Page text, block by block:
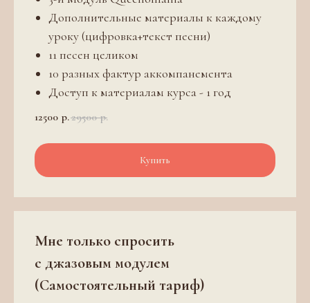
Дополнительные материалы к каждому
уроку (цифровка+текст песни)
11 песен целиком
10 разных фактур аккомпанемента
Доступ к материалам курса - 1 год
12500 р.29500 р.
Купить
Мне только спросить
с джазовым модулем
(Самостоятельный тариф)